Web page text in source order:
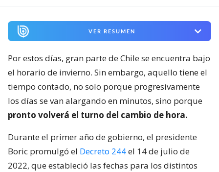
VER RESUMEN
Por estos días, gran parte de Chile se encuentra bajo
el horario de invierno. Sin embargo, aquello tiene el
tiempo contado, no solo porque progresivamente
los días se van alargando en minutos, sino porque
pronto volverá el turno del cambio de hora.
Durante el primer año de gobierno, el presidente
Boric promulgó el Decreto 244el 14 de julio de
2022, que estableció las fechas para los distintos